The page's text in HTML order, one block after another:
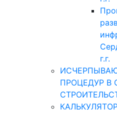
г.г.
ПРОЦЕДУР В